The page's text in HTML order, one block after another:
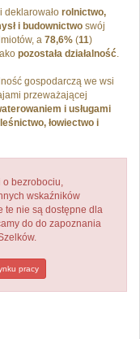
deklarowało rolnictwo,
i budownictwo swój
a 78,6% (11)
pozostała działalność.
gospodarczą we wsi
przeważającej
i usługami
łowiectwo i
o bezrobociu,
wskaźników
te nie są dostępne dla
do do zapoznania
pracy